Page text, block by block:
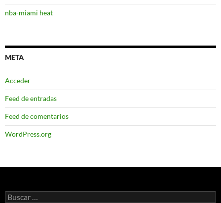
nba-miami heat
META
Acceder
Feed de entradas
Feed de comentarios
WordPress.org
Buscar: